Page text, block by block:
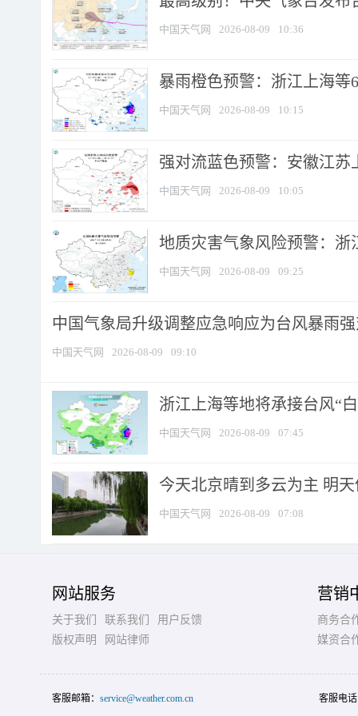
中国天气网 2026-08-09 10:36
暴雨橙色预警：浙江上海等
中国天气网 2026-08-09 10:15
强对流蓝色预警：安徽江苏
中国天气网 2026-08-09 10:05
地质灾害气象风险预警：浙
中国天气网 2026-08-09 09:25
中国气象局升级调整应急响应为台风暴雨
中国天气网 2026-08-09 09:10
浙江上海等地将承接台风“
中国天气网 2026-08-09 07:45
今天北京晴到多云为主 明
中国天气网 2026-08-09 07:08
网站服务
关于我们 联系我们
用户反馈
版权声明
网站律师
营销
商务合
媒资合
客服邮箱： service@weather.com.cn 客服电